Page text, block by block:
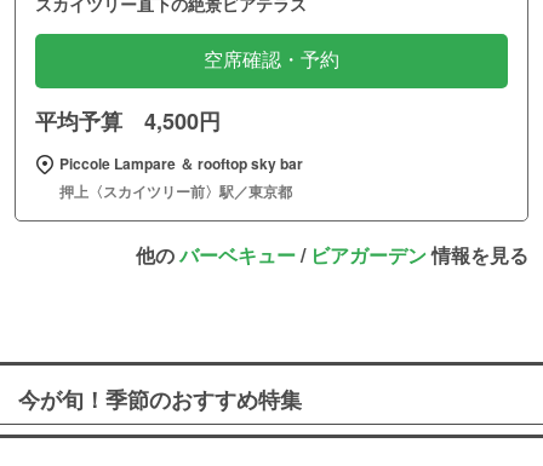
空席確認・予約
平均予算 4,500円
Piccole Lampare ＆ rooftop sky bar
押上〈スカイツリー前〉駅／東京都
他のバーベキュー/ ビアガーデン情報を見る
今が旬！季節のおすすめ特集